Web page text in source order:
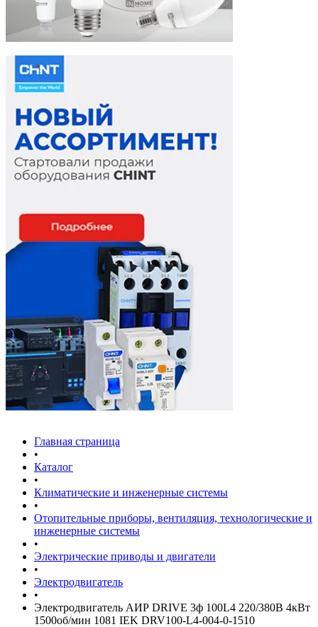
Главная страница
•
Каталог
•
Климатические и инженерные системы
•
Отопительные приборы, вентиляция, технологические и
инженерные системы
•
Электрические приводы и двигатели
•
Электродвигатель
•
Электродвигатель АИР DRIVE 3ф 100L4 220/380В 4кВт
1500об/мин 1081 IEK DRV100-L4-004-0-1510